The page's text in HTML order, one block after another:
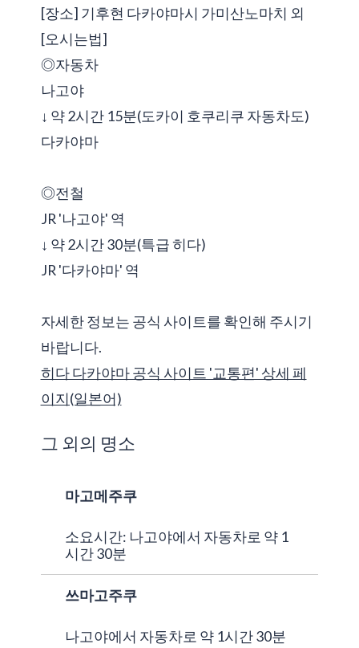
[장소] 기후현 다카야마시 가미산노마치 외
[오시는법]
◎자동차
나고야
↓ 약 2시간 15분(도카이 호쿠리쿠 자동차도)
다카야마
◎전철
JR '나고야' 역
↓ 약 2시간 30분(특급 히다)
JR '다카야마' 역
자세한 정보는 공식 사이트를 확인해 주시기
바랍니다.
히다 다카야마 공식 사이트 '교통편' 상세 페
이지(일본어)
그 외의 명소
마고메주쿠
소요시간: 나고야에서 자동차로 약 1
시간 30분
쓰마고주쿠
나고야에서 자동차로 약 1시간 30분